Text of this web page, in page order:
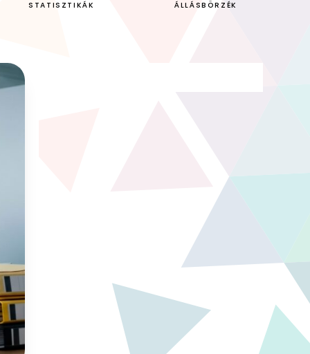
STATISZTIKÁK ÁLLÁSBÖRZÉK